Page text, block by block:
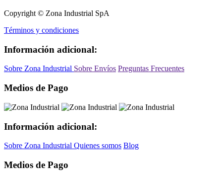
Copyright © Zona Industrial SpA
Términos y condiciones
Información adicional:
Sobre Zona Industrial Sobre Envíos Preguntas Frecuentes
Medios de Pago
Información adicional:
Sobre Zona Industrial Quienes somos Blog
Medios de Pago